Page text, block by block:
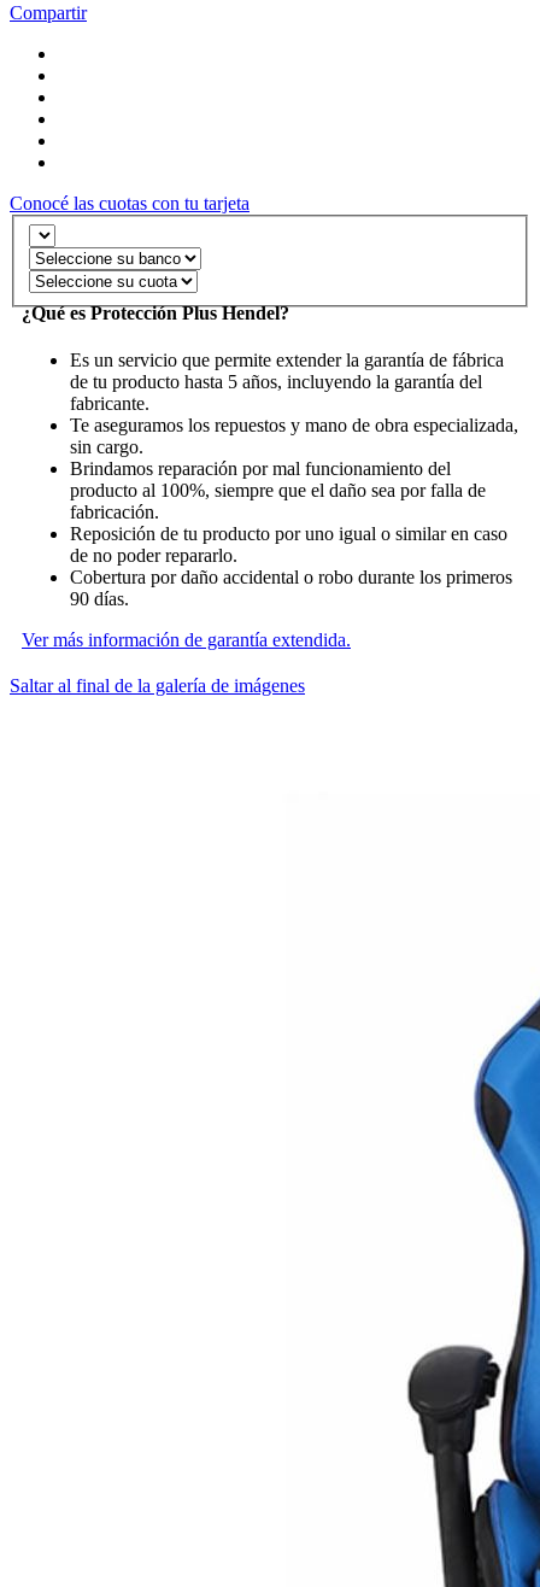
Compartir
Conocé las cuotas con tu tarjeta
¿Qué es Protección Plus Hendel?
Es un servicio que permite extender la garantía de fábrica
de tu producto hasta 5 años, incluyendo la garantía del
fabricante.
Te aseguramos los repuestos y mano de obra especializada,
sin cargo.
Brindamos reparación por mal funcionamiento del
producto al 100%, siempre que el daño sea por falla de
fabricación.
Reposición de tu producto por uno igual o similar en caso
de no poder repararlo.
Cobertura por daño accidental o robo durante los primeros
90 días.
Ver más información de garantía extendida.
Saltar al final de la galería de imágenes